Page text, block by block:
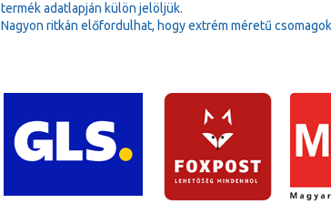
termék adatlapján külön jelöljük.
Nagyon ritkán előfordulhat, hogy extrém méretű